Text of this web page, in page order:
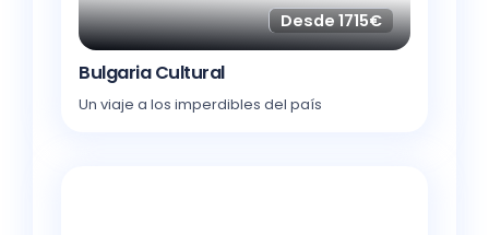
Desde 1715€
Bulgaria Cultural
Un viaje a los imperdibles del país